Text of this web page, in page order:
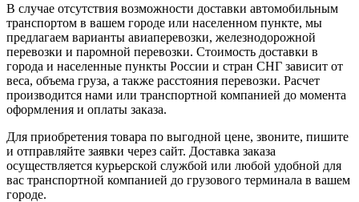
В случае отсутствия возможности доставки автомобильным
транспортом в вашем городе или населенном пункте, мы
предлагаем варианты авиаперевозки, железнодорожной
перевозки и паромной перевозки. Стоимость доставки в
города и населенные пункты России и стран СНГ зависит от
веса, объема груза, а также расстояния перевозки. Расчет
производится нами или транспортной компанией до момента
оформления и оплаты заказа.
Для приобретения товара по выгодной цене, звоните, пишите
и отправляйте заявки через сайт. Доставка заказа
осуществляется курьерской службой или любой удобной для
вас транспортной компанией до грузового терминала в вашем
городе.